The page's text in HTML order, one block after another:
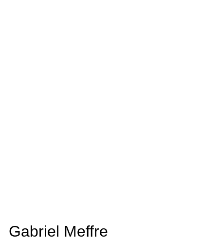
Gabriel Meffre